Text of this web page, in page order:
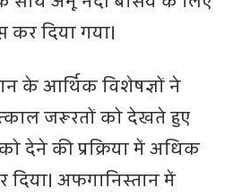
दिया गया।
के आर्थिक विशेषज्ञों ने
जरूरतों को देखते हुए
देने की प्रक्रिया में अधिक
अफगानिस्तान में